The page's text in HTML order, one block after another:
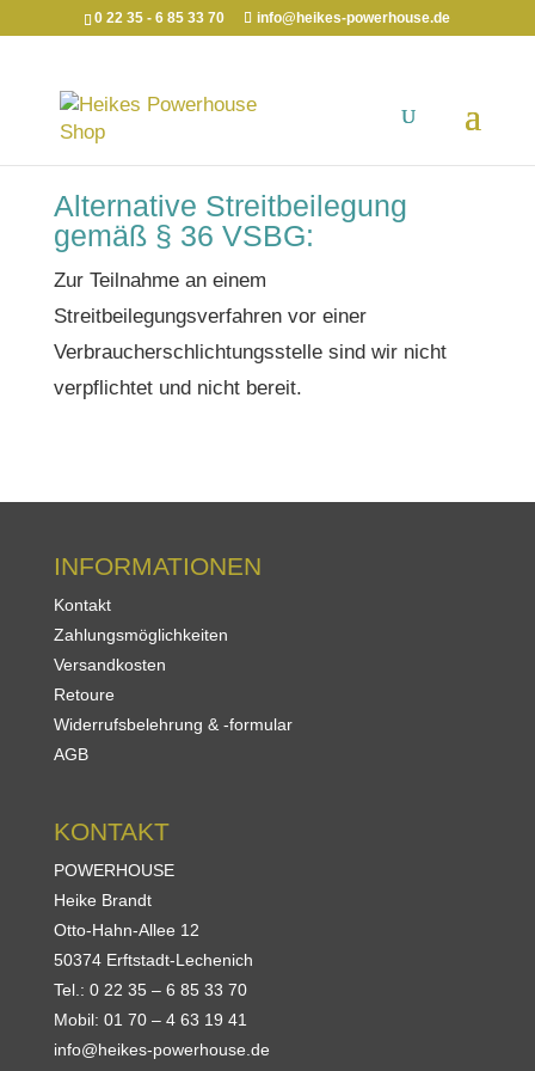
0 22 35 - 6 85 33 70 info@heikes-powerhouse.de
Alternative Streitbeilegung
gemäß § 36 VSBG:
Zur Teilnahme an einem
Streitbeilegungsverfahren vor einer
Verbraucherschlichtungsstelle sind wir nicht
verpflichtet und nicht bereit.
INFORMATIONEN
Kontakt
Zahlungsmöglichkeiten
Versandkosten
Retoure
Widerrufsbelehrung & -formular
AGB
KONTAKT
POWERHOUSE
Heike Brandt
Otto-Hahn-Allee 12
50374 Erftstadt-Lechenich
Tel.: 0 22 35 – 6 85 33 70
Mobil: 01 70 – 4 63 19 41
info@heikes-powerhouse.de